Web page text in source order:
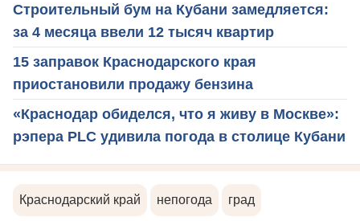
Строительный бум на Кубани замедляется:
за 4 месяца ввели 12 тысяч квартир
15 заправок Краснодарского края
приостановили продажу бензина
«Краснодар обиделся, что я живу в Москве»:
рэпера PLC удивила погода в столице Кубани
Краснодарский край непогода град